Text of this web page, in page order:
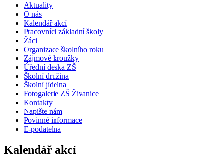
Aktuality
O nás
Kalendář akcí
Pracovníci základní školy
Žáci
Organizace školního roku
Zájmové kroužky
Úřední deska ZŠ
Školní družina
Školní jídelna
Fotogalerie ZŠ Živanice
Kontakty
Napište nám
Povinné informace
E-podatelna
Kalendář akcí